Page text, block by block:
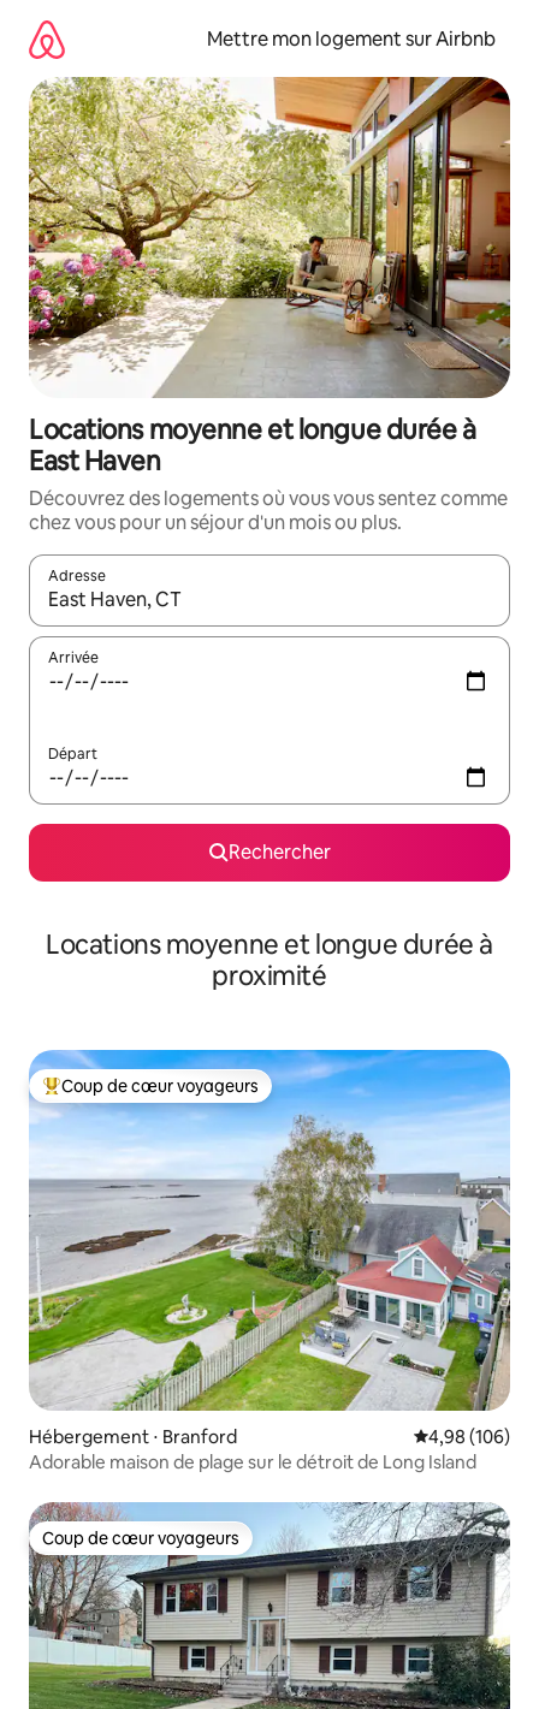
directement
contenu
Mettre mon logement sur Airbnb
Locations moyenne et longue durée à
East Haven
Découvrez des logements où vous vous sentez comme
chez vous pour un séjour d'un mois ou plus.
Adresse
Lorsque les résultats s'affichent, utilisez les flèches vers le
Arrivée
Départ
Rechercher
Locations moyenne et longue durée à
proximité
Coups de cœur voyageurs les plus appréciés
Coup de cœur voyageurs
Hébergement ⋅ Branford Évaluation
4,98 (106)
Adorable maison de plage sur le détroit de Long Island
Coup de cœur voyageurs
Coup de cœur voyageurs